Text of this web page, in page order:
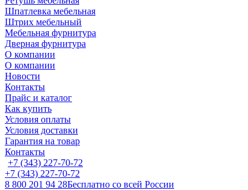
Шпатлевка мебельная
Штрих мебельный
Мебельная фурнитура
Дверная фурнитура
О компании
О компании
Новости
Контакты
Прайс и каталог
Как купить
Условия оплаты
Условия доставки
Гарантия на товар
Контакты
+7 (343) 227-70-72
+7 (343) 227-70-72
8 800 201 94 28Бесплатно со всей России